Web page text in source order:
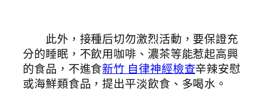
此外，接種后切勿激烈活動，要保證充
分的睡眠，不飲用咖啡、濃茶等能惹起高興
的食品，不進食新竹 自律神經檢查辛辣安慰
或海鮮類食品，提出平淡飲食、多喝水。